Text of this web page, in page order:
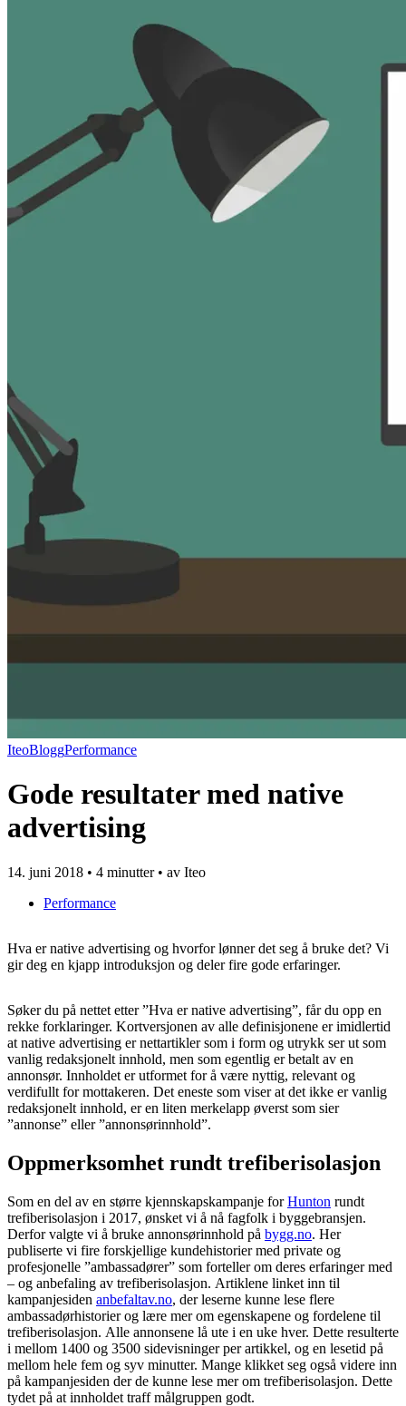
IteoBloggPerformance
Gode resultater med native
advertising
14. juni 2018 • 4 minutter• av Iteo
Performance
Hva er native advertising og hvorfor lønner det seg å bruke det? Vi
gir deg en kjapp introduksjon og deler fire gode erfaringer.
Søker du på nettet etter ”Hva er native advertising”, får du opp en
rekke forklaringer. Kortversjonen av alle definisjonene er imidlertid
at native advertising er nettartikler som i form og utrykk ser ut som
vanlig redaksjonelt innhold, men som egentlig er betalt av en
annonsør. Innholdet er utformet for å være nyttig, relevant og
verdifullt for mottakeren. Det eneste som viser at det ikke er vanlig
redaksjonelt innhold, er en liten merkelapp øverst som sier
”annonse” eller ”annonsørinnhold”.
Oppmerksomhet rundt trefiberisolasjon
Som en del av en større kjennskapskampanje forHunton rundt
trefiberisolasjon i 2017, ønsket vi å nå fagfolk i byggebransjen.
Derfor valgte vi å bruke annonsørinnhold på bygg.no. Her
publiserte vi fire forskjellige kundehistorier med private og
profesjonelle ”ambassadører” som forteller om deres erfaringer med
– og anbefaling av trefiberisolasjon. Artiklene linket inn til
kampanjesiden anbefaltav.no, der leserne kunne lese flere
ambassadørhistorier og lære mer om egenskapene og fordelene til
trefiberisolasjon. Alle annonsene lå ute i en uke hver. Dette resulterte
i mellom 1400 og 3500 sidevisninger per artikkel, og en lesetid på
mellom hele fem og syv minutter. Mange klikket seg også videre inn
på kampanjesiden der de kunne lese mer om trefiberisolasjon. Dette
tydet på at innholdet traff målgruppen godt.